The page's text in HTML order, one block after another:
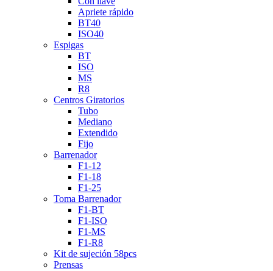
Apriete rápido
BT40
ISO40
Espigas
BT
ISO
MS
R8
Centros Giratorios
Tubo
Mediano
Extendido
Fijo
Barrenador
F1-12
F1-18
F1-25
Toma Barrenador
F1-BT
F1-ISO
F1-MS
F1-R8
Kit de sujeción 58pcs
Prensas